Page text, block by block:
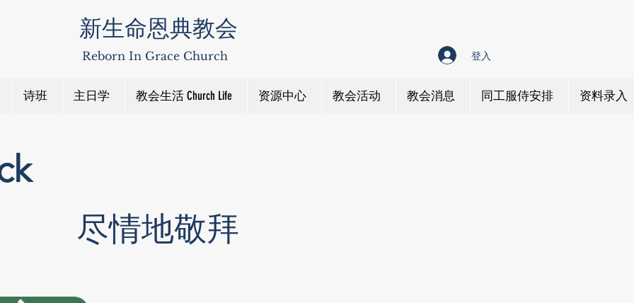
新生命恩典教会
Reborn In Grace Church 登入
诗班 主日学 教会生活 Church Life 资源中心 教会活动 教会消息 同工服侍安排 资料录入
尽情地敬拜